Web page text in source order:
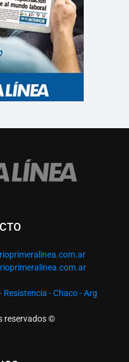
- Chaco - Arg
reservados ©